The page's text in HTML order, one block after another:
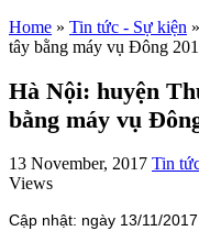
Home » Tin tức - Sự kiện »
tây bằng máy vụ Đông
Hà Nội: huyện
bằng máy vụ
13 November, 2017 Tin
Views
Cập nhật: ngày 13/11/2017